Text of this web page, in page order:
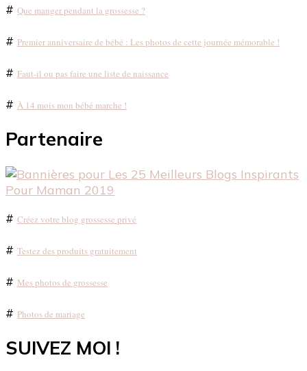
# Que manger pendant la grossesse ?
# Premier anniversaire de bébé : Les photos de cette journée mémorable !
# Faut-il ou pas faire une liste de naissance
# À 14 mois mon bébé marche !
Partenaire
# Créez votre blog grossesse privé
# Testez des produits gratuitement
# Mes photos de grossesse
# Photos de mariage
SUIVEZ MOI !